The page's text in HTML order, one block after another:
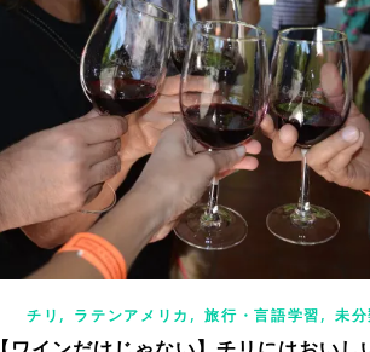
チリ , ラテンアメリカ ,旅行・言語学習,未分